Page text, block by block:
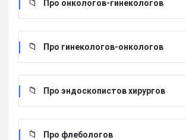
Про онкологов-гинекологов
Про гинекологов-онкологов
Про эндоскопистов хирургов
Про флебологов